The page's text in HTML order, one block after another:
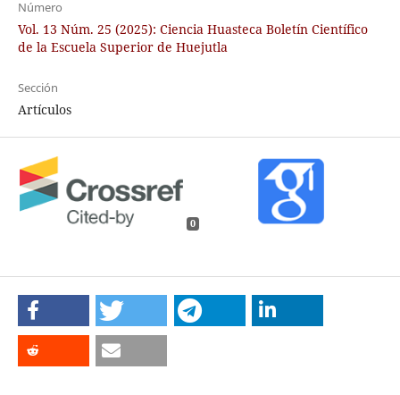
Número
Vol. 13 Núm. 25 (2025): Ciencia Huasteca Boletín Científico
de la Escuela Superior de Huejutla
Sección
Artículos
0